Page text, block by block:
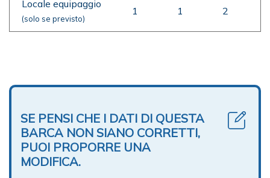
Locale equipaggio
(solo se previsto)
1 1 2
SE PENSI CHE I DATI DI QUESTA
BARCA NON SIANO CORRETTI,
PUOI PROPORRE UNA
MODIFICA.